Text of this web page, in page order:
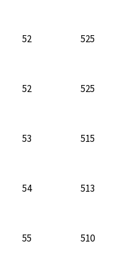
52 525
52 525
53 515
54 513
55 510